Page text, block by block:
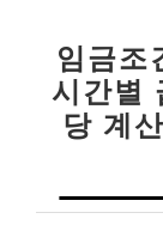
임금조
시간별
당 계